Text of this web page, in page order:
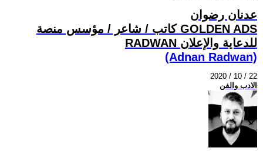
عدنان رضوان
كاتب / شاعر / مؤسس منصة GOLDEN ADS
RADWAN للدعاية والإعلان
(Adnan Radwan)
2020 / 10 / 22
الادب والفن